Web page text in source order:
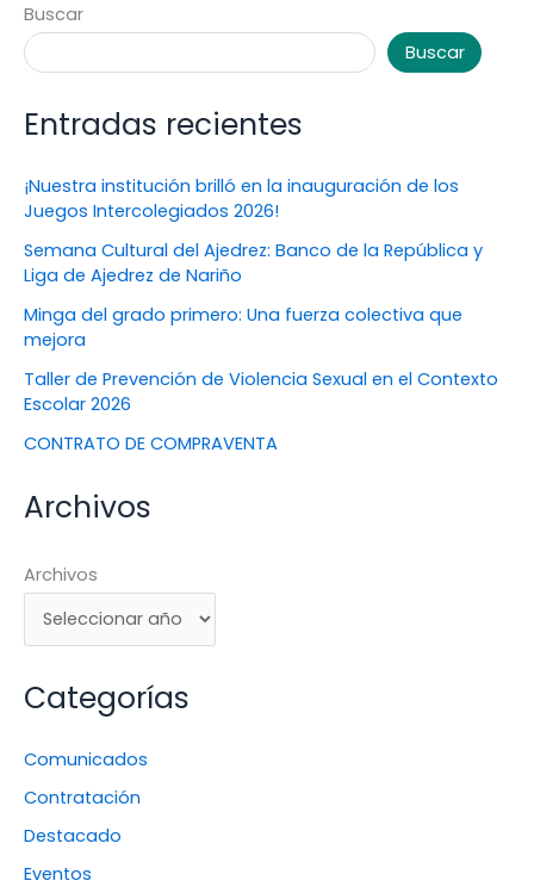
Buscar
Buscar
Entradas recientes
¡Nuestra institución brilló en la inauguración de los
Juegos Intercolegiados 2026!
Semana Cultural del Ajedrez: Banco de la República y
Liga de Ajedrez de Nariño
Minga del grado primero: Una fuerza colectiva que
mejora
Taller de Prevención de Violencia Sexual en el Contexto
Escolar 2026
CONTRATO DE COMPRAVENTA
Archivos
Archivos
Categorías
Comunicados
Contratación
Destacado
Eventos